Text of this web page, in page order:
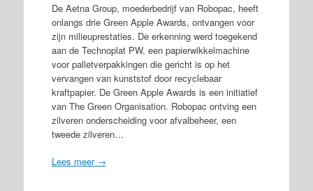
De Aetna Group, moederbedrijf van Robopac, heeft
onlangs drie Green Apple Awards, ontvangen voor
zijn milieuprestaties. De erkenning werd toegekend
aan de Technoplat PW, een papierwikkelmachine
voor palletverpakkingen die gericht is op het
vervangen van kunststof door recyclebaar
kraftpapier. De Green Apple Awards is een initiatief
van The Green Organisation. Robopac ontving een
zilveren onderscheiding voor afvalbeheer, een
tweede zilveren…
Lees meer →